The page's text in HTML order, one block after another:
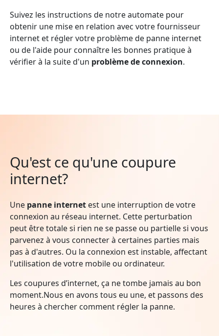
Suivez les instructions de notre automate pour
obtenir une mise en relation avec votre fournisseur
internet et régler votre problème de panne internet
ou de l'aide pour connaître les bonnes pratique à
vérifier à la suite d'un problème de connexion.
Qu'est ce qu'une coupure
internet?
Une panne internet est une interruption de votre
connexion au réseau internet. Cette perturbation
peut être totale si rien ne se passe ou partielle si vous
parvenez à vous connecter à certaines parties mais
pas à d'autres. Ou la connexion est instable, affectant
l'utilisation de votre mobile ou ordinateur.
Les coupures d’internet, ça ne tombe jamais au bon
moment.Nous en avons tous eu une, et passons des
heures à chercher comment régler la panne.